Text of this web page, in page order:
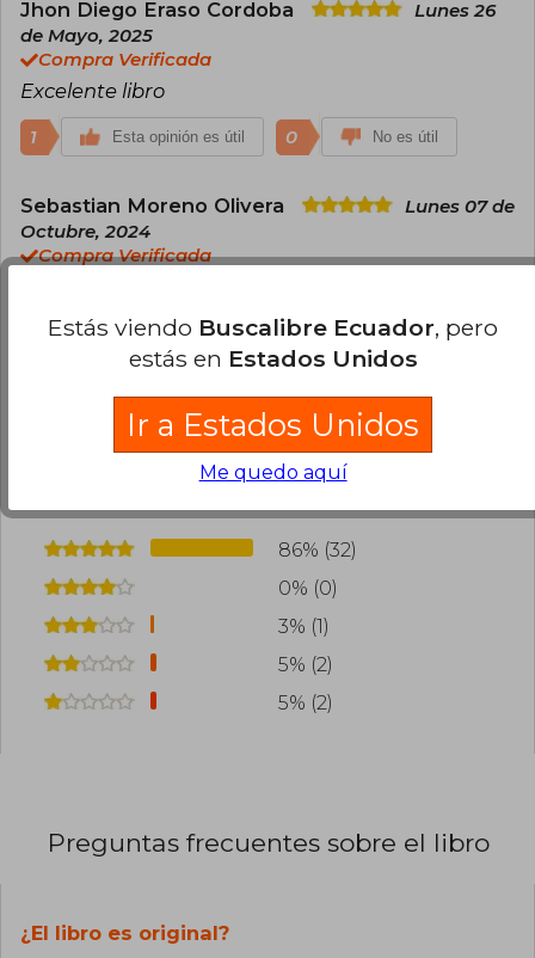
Jhon Diego Eraso Cordoba
Lunes 26
de Mayo, 2025
Compra Verificada
Excelente libro
1 Esta opinión es útil 0 No es útil
Sebastian Moreno Olivera
Lunes 07 de
Octubre, 2024
Compra Verificada
Esta opinión es útil 0 No es útil
Cargar más opiniones del libro
¿Leíste este libro? Inicia sesiónpara poder
agregar tu propia evaluación.
86% (32)
0% (0)
3% (1)
5% (2)
5% (2)
Preguntas frecuentes sobre el libro
¿El libro es original?
Estás viendo Buscalibre Ecuador, pero
estás en Estados Unidos
Ir a Estados Unidos
Me quedo aquí